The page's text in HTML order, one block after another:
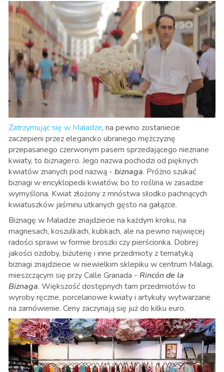
Zatrzymując się w Maladze, na pewno zostaniecie
zaczepieni przez elegancko ubranego mężczyznę
przepasanego czerwonym pasem sprzedającego nieznane
kwiaty, to biznagero. Jego nazwa pochodzi od pięknych
kwiatów znanych pod nazwą - biznaga. Próżno szukać
biznagi w encyklopedii kwiatów, bo to roślina w zasadzie
wymyślona. Kwiat złożony z mnóstwa słodko pachnących
kwiatuszków jaśminu utkanych gęsto na gałązce.
Biznagę w Maladze znajdziecie na każdym kroku, na
magnesach, koszulkach, kubkach, ale na pewno najwięcej
radości sprawi w formie broszki czy pierścionka. Dobrej
jakości ozdoby, biżuterię i inne przedmioty z tematyką
biznagi znajdziecie w niewielkim sklepiku w centrum Malagi,
mieszczącym się przy Calle Granada - Rincón de la
Biznaga. Większość dostępnych tam przedmiotów to
wyroby ręczne, porcelanowe kwiaty i artykuły wytwarzane
na zamówienie. Ceny zaczynają się już do kilku euro.